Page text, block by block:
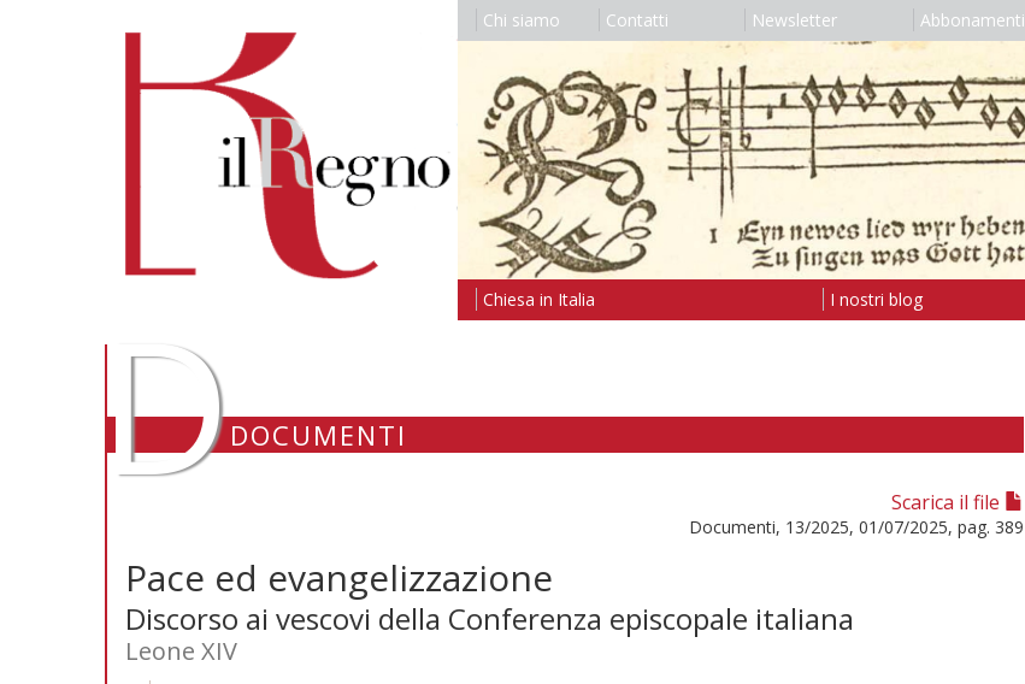
Chi siamo Contatti Newsletter Abbonamenti
Chiesa in Italia I nostri blog
DDOCUMENTI
Scarica il file
Documenti, 13/2025, 01/07/2025, pag. 389
Pace ed evangelizzazione
Discorso ai vescovi della Conferenza episcopale italiana
Leone XIV